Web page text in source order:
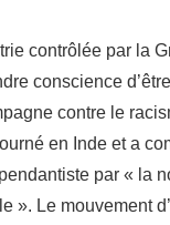
contrôlée par la
conscience
contre le
en Inde et a
par « la
». Le mouvement